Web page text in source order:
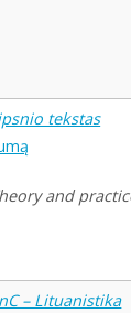
tekstas
and
– Lituanistika